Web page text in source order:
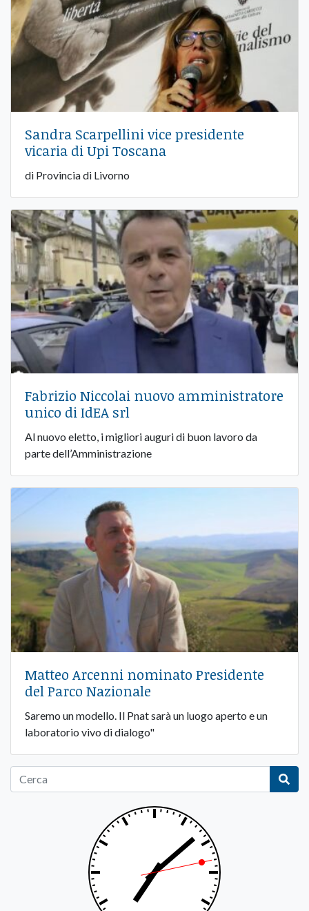
Sandra Scarpellini vice presidente
vicaria di Upi Toscana
di Provincia di Livorno
Fabrizio Niccolai nuovo amministratore
unico di IdEA srl
Al nuovo eletto, i migliori auguri di buon lavoro da
parte dell’Amministrazione
Matteo Arcenni nominato Presidente
del Parco Nazionale
Saremo un modello. Il Pnat sarà un luogo aperto e un
laboratorio vivo di dialogo"